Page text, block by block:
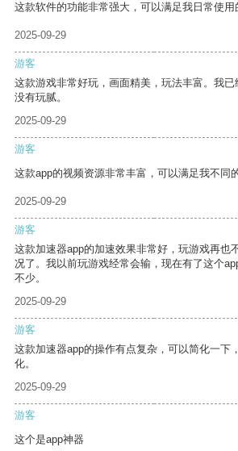
这款软件的功能非常强大，可以满足我日常使用
2025-09-29
游客
这款游戏非常好玩，画面精美，玩法丰富。我
没有玩腻。
2025-09-29
游客
这款app的视频资源非常丰富，可以满足我不同
2025-09-29
游客
这款加速器app的加速效果非常好，玩游戏再也
况了。我以前玩游戏经常会输，现在有了这个
不少。
2025-09-29
游客
这款加速器app的操作有点复杂，可以简化一下
化。
2025-09-29
游客
这个是app神器